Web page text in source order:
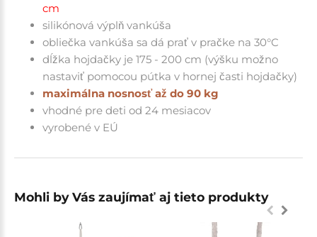
cm
silikónová výplň vankúša
obliečka vankúša sa dá prať v pračke na 30°C
dĺžka hojdačky je 175 - 200 cm (výšku možno
nastaviť pomocou pútka v hornej časti hojdačky)
maximálna nosnosť až do 90 kg
vhodné pre deti od 24 mesiacov
vyrobené v EÚ
Mohli by Vás zaujímať aj tieto produkty